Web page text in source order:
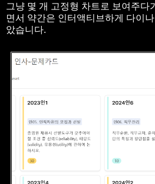
그냥 몇 개 고정형 차트로 보여주다
면서 약간은 인터액티브하게 다이
았습니다.